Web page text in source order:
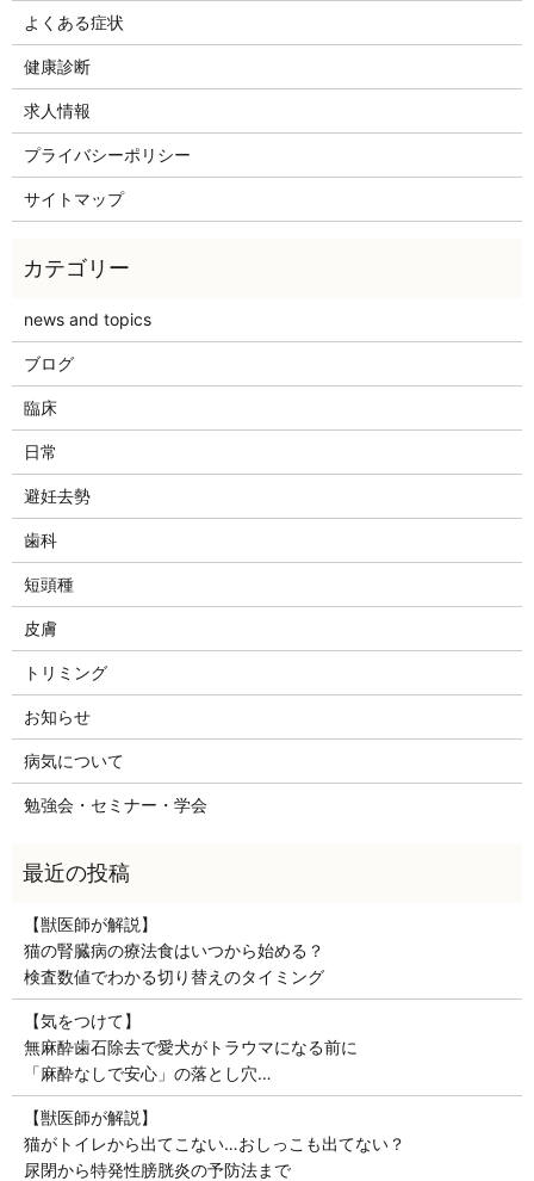
よくある症状
健康診断
求人情報
プライバシーポリシー
サイトマップ
news and topics
ブログ
臨床
日常
避妊去勢
歯科
短頭種
皮膚
トリミング
お知らせ
病気について
勉強会・セミナー・学会
【獣医師が解説】
猫の腎臓病の療法食はいつから始める？
検査数値でわかる切り替えのタイミング
【気をつけて】
無麻酔歯石除去で愛犬がトラウマになる前に
「麻酔なしで安心」の落とし穴…
【獣医師が解説】
猫がトイレから出てこない…おしっこも出てない？
尿閉から特発性膀胱炎の予防法まで